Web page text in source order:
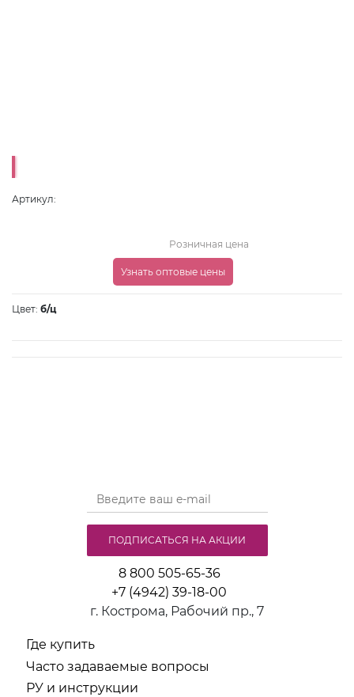
Артикул:
Розничная цена
Узнать оптовые цены
Цвет: б/ц
8 800 505-65-36
+7 (4942) 39-18-00
г. Кострома, Рабочий пр., 7
Где купить
Часто задаваемые вопросы
РУ и инструкции
ПОДПИСАТЬСЯ НА АКЦИИ